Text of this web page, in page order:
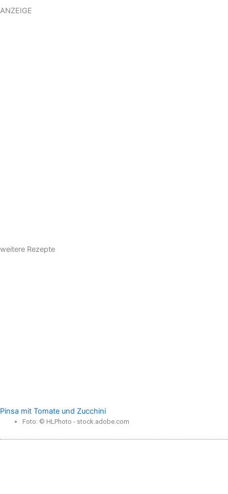
ANZEIGE
weitere Rezepte
Pinsa mit Tomate und Zucchini
Foto: © HLPhoto - stock.adobe.com